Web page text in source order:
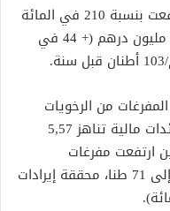
أما مفرغات الأسماك البيضاء، فقد ارتفعت بنسبة 210 في المائة
لتصل إلى 320 طنا، بقيمة تفوق 8,78 مليون درهم (+ 44 في
من الرخويات
بنسبة 44 في المائة لتبلغ 79 طنا بعائدات مالية تناهز 5,57
في حين ارتفعت مفرغات
القشريات بنسبة 82 في المائة لتصل إلى 71 طنا، محققة إيرادات